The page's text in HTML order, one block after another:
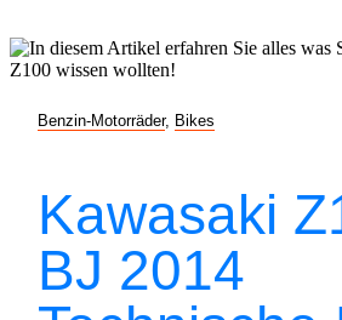
Benzin-Motorräder, Bikes
Kawasaki
BJ 2014